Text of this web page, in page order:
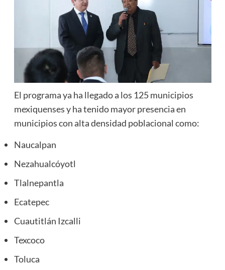
El programa ya ha llegado a los 125 municipios
mexiquenses y ha tenido mayor presencia en
municipios con alta densidad poblacional como:
Naucalpan
Nezahualcóyotl
Tlalnepantla
Ecatepec
Cuautitlán Izcalli
Texcoco
Toluca